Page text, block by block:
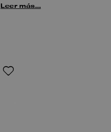
redondeado para caber
monedas, dinero o recibos.
Leer más…